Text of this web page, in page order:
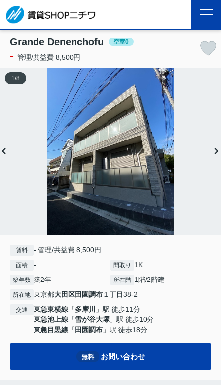
Grande Denenchofu 空室0
- 管理/共益費 8,500円
1 /8
賃料 - 管理/共益費 8,500円
面積 - 間取り 1K
築年数 築2年 所在階 1階/2階建
所在地 東京都大田区田園調布 １丁目38-2
交通 東急東横線 「多摩川
」駅 徒歩11分
東急池上線 「雪が谷大塚 」駅 徒歩10分
東急目黒線 「 田園調布 」駅 徒歩18分
無料 お問い合わせ